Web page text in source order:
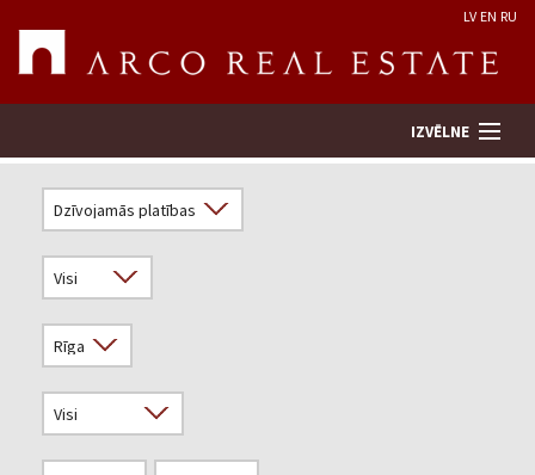
LV EN RU
IZVĒLNE
Novērtēt īpašumu
Uzņēmums
Pakalpojumi